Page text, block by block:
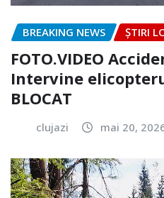
BREAKING NEWS ȘTIRI
FOTO.VIDEO
Intervine
BLOCAT
clujazi mai 20,